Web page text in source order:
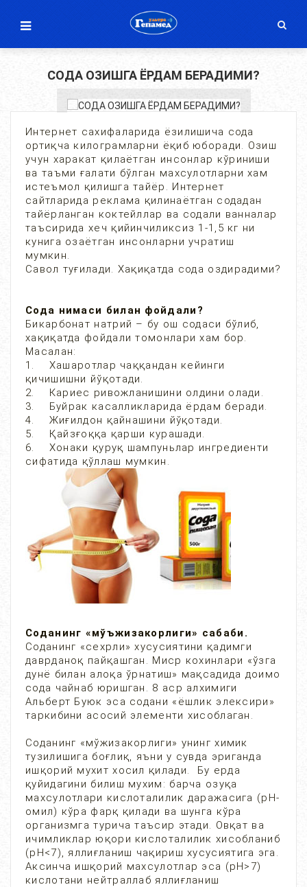
СОДА ОЗИШГА ЁРДАМ БЕРАДИМИ?
Интернет сахифаларида ёзилишича сода
ортиқча килограмларни ёқиб юборади. Озиш
учун харакат қилаётган инсонлар кўриниши
ва таъми ғалати бўлган махсулотларни хам
истеъмол қилишга тайёр. Интернет
сайтларида реклама қилинаётган содадан
тайёрланган коктейллар ва содали ванналар
таъсирида хеч қийинчиликсиз 1-1,5 кг ни
кунига озаётган инсонларни учратиш
мумкин.
Савол туғилади. Хақиқатда сода оздирадими?
Сода нимаси билан фойдали?
Бикарбонат натрий – бу ош содаси бўлиб,
хақиқатда фойдали томонлари хам бор.
Масалан:
1. Хашаротлар чаққандан кейинги
қичишишни йўқотади.
2. Кариес ривожланишини олдини олади.
3. Буйрак касалликларида ёрдам беради.
4. Жиғилдон қайнашини йўқотади.
5. Қайзғоққа қарши курашади.
6. Хонаки қуруқ шампуньлар ингредиенти
сифатида қўллаш мумкин.
Соданинг «мўъжизакорлиги» сабаби.
Соданинг «сехрли» хусусиятини қадимги
даврданоқ пайқашган. Миср кохинлари «ўзга
дунё билан алоқа ўрнатиш» мақсадида доимо
сода чайнаб юришган. 8 аср алхимиги
Альберт Буюк эса содани «ёшлик элексири»
таркибини асосий элементи хисоблаган.
Соданинг «мўжизакорлиги» унинг химик
тузилишига боғлиқ, яъни у сувда эриганда
ишқорий мухит хосил қилади. Бу ерда
қуйидагини билиш мухим: барча озуқа
махсулотлари кислоталилик даражасига (pH-
омил) кўра фарқ қилади ва шунга кўра
организмга турича таъсир этади. Овқат ва
ичимликлар юқори кислоталилик хисобланиб
(pH<7), яллиғланиш чақириш хусусиятига эга.
Аксинча ишқорий махсулотлар эса (pH>7)
кислотани нейтраллаб яллиғланиш